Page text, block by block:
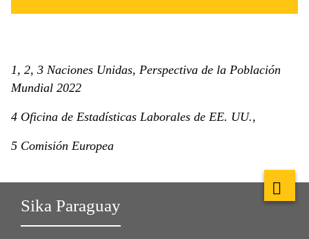
1, 2, 3 Naciones Unidas, Perspectiva de la Población
Mundial 2022
4 Oficina de Estadísticas Laborales de EE. UU.,
5 Comisión Europea
Sika Paraguay